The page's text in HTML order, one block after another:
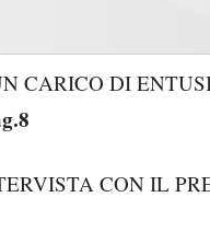
CARICO DI
CON IL